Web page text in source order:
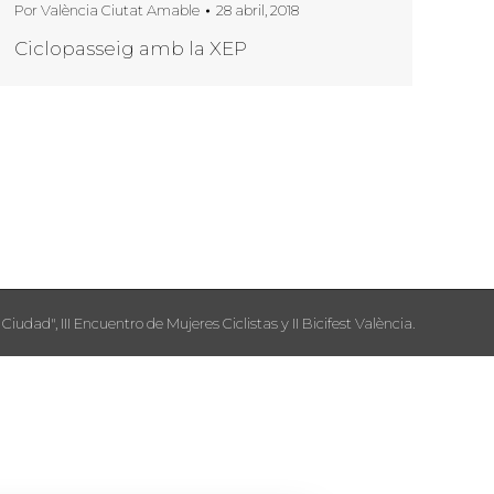
PorValència Ciutat Amable 28 abril, 2018
Ciclopasseig amb la XEP
III Encuentro de Mujeres Ciclistas y II Bicifest València.